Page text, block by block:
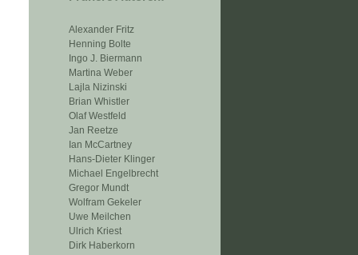
Alexander Fritz
Henning Bolte
Ingo J. Biermann
Martina Weber
Lajla Nizinski
Brian Whistler
Olaf Westfeld
Jan Reetze
Ian McCartney
Hans-Dieter Klinger
Michael Engelbrecht
Gregor Mundt
Wolfram Gekeler
Uwe Meilchen
Ulrich Kriest
Dirk Haberkorn